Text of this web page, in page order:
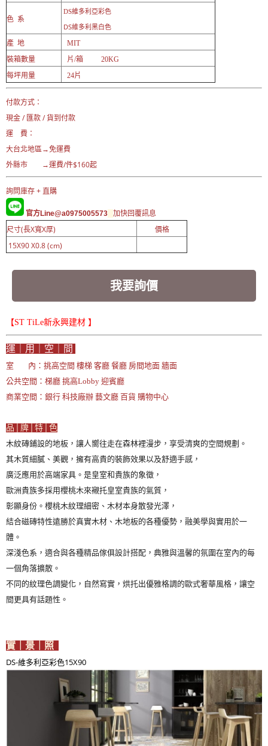
色 系
DS維多利亞彩色
DS維多利黑白色
產 地
MIT
裝箱數量
片/箱 20KG
每坪用量
24片
付款方式：
現金 / 匯款 / 貨到付款
運 費：
大台北地區→免運費
外縣市 →運費/件$160起
詢問庫存 + 直購
官方Line@a0975005573 加快回覆訊息
尺寸(長X寬X厚)
價格
15X90 X0.8 (cm)
我要詢價
【ST TiLe新永興建材 】
運｜用｜空｜間
室 內：挑高空間 樓梯 客廳 餐廳 房間地面 牆面
公共空間：梯廳 挑高Lobby 迎賓廳
商業空間：銀行 科技廠辦 藝文廳 百貨 購物中心
品│牌│特│色
木紋磚鋪設的地板，讓人嚮往走在森林裡漫步，享受清爽的空間規劃。
其木質細膩、美觀，擁有高貴的裝飾效果以及舒適手感，
廣泛應用於高端家具。是皇室和貴族的象徵，
歐洲貴族多採用櫻桃木來襯托皇室貴族的氣質，
彰顯身份。櫻桃木紋理細密、木材本身散發光澤，
結合磁磚特性遠勝於真實木材、木地板的各種優勢，融美學與實用於一
體。
深淺色系，適合與各種精品傢俱設計搭配，典雅與溫馨的氛圍在室內的每
一個角落擴散。
不同的紋理色調變化，自然寫實，烘托出優雅格調的歐式奢華風格，讓空
間更具有話題性。
實｜景｜照
DS-維多利亞彩色15X90